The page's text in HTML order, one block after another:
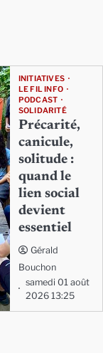
INITIATIVES
LE FIL INFO
PODCAST
SOLIDARITÉ
Précarité,
canicule,
solitude :
quand le
lien social
devient
essentiel
Gérald
Bouchon
samedi 01 août
2026 13:25